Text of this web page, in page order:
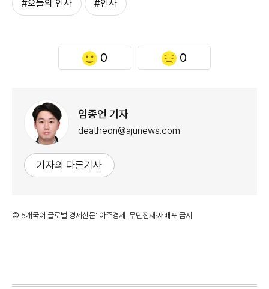
#오늘의 인사 #인사
0 0
임종언 기자
deatheon@ajunews.com
기자의 다른기사
©'5개국어 글로벌 경제신문' 아주경제. 무단전재·재배포 금지